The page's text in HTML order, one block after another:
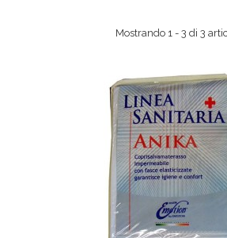
Mostrando 1 - 3 di 3